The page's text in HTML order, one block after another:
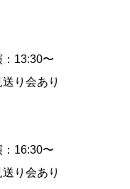
13:30〜
り会あり
16:30〜
り会あり